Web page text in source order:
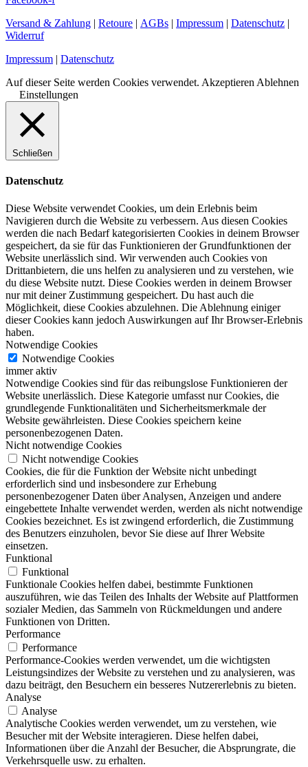
Versand & Zahlung | Retoure | AGBs | Impressum | Datenschutz |
Widerruf
Impressum | Datenschutz
Auf dieser Seite werden Cookies verwendet. Akzeptieren Ablehnen
Einstellungen
Schließen
Datenschutz
Diese Website verwendet Cookies, um dein Erlebnis beim
Navigieren durch die Website zu verbessern. Aus diesen Cookies
werden die nach Bedarf kategorisierten Cookies in deinem Browser
gespeichert, da sie für das Funktionieren der Grundfunktionen der
Website unerlässlich sind. Wir verwenden auch Cookies von
Drittanbietern, die uns helfen zu analysieren und zu verstehen, wie
du diese Website nutzt. Diese Cookies werden in deinem Browser
nur mit deiner Zustimmung gespeichert. Du hast auch die
Möglichkeit, diese Cookies abzulehnen. Die Ablehnung einiger
dieser Cookies kann jedoch Auswirkungen auf Ihr Browser-Erlebnis
haben.
Notwendige Cookies
Notwendige Cookies
immer aktiv
Notwendige Cookies sind für das reibungslose Funktionieren der
Website unerlässlich. Diese Kategorie umfasst nur Cookies, die
grundlegende Funktionalitäten und Sicherheitsmerkmale der
Website gewährleisten. Diese Cookies speichern keine
personenbezogenen Daten.
Nicht notwendige Cookies
Nicht notwendige Cookies
Cookies, die für die Funktion der Website nicht unbedingt
erforderlich sind und insbesondere zur Erhebung
personenbezogener Daten über Analysen, Anzeigen und andere
eingebettete Inhalte verwendet werden, werden als nicht notwendige
Cookies bezeichnet. Es ist zwingend erforderlich, die Zustimmung
des Benutzers einzuholen, bevor Sie diese auf Ihrer Website
einsetzen.
Funktional
Funktional
Funktionale Cookies helfen dabei, bestimmte Funktionen
auszuführen, wie das Teilen des Inhalts der Website auf Plattformen
sozialer Medien, das Sammeln von Rückmeldungen und andere
Funktionen von Dritten.
Performance
Performance
Performance-Cookies werden verwendet, um die wichtigsten
Leistungsindizes der Website zu verstehen und zu analysieren, was
dazu beiträgt, den Besuchern ein besseres Nutzererlebnis zu bieten.
Analyse
Analyse
Analytische Cookies werden verwendet, um zu verstehen, wie
Besucher mit der Website interagieren. Diese helfen dabei,
Informationen über die Anzahl der Besucher, die Absprungrate, die
Verkehrsquelle usw. zu erhalten.